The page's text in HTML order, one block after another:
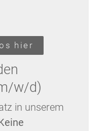
hier
w/d)
in unserem